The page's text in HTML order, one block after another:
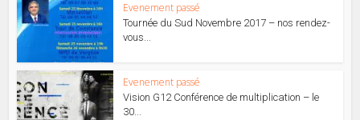
Evenement passé
Tournée du Sud Novembre 2017 – nos rendez-
vous...
Evenement passé
Vision G12 Conférence de multiplication – le
30...